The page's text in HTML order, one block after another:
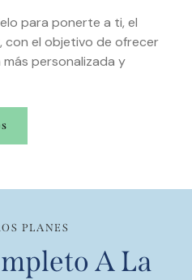
para ponerte a ti, el
con el objetivo de ofrecer
personalizada y
PLANES
A La